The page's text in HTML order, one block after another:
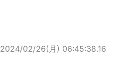
2024/02/26(月) 06:45:38.16